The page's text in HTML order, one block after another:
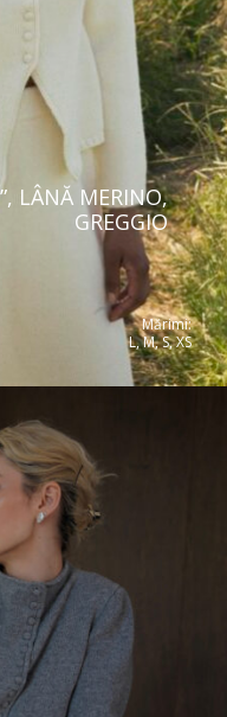
LÂNĂ MERINO,
GREGGIO
Mărimi:
L, M, S, XS